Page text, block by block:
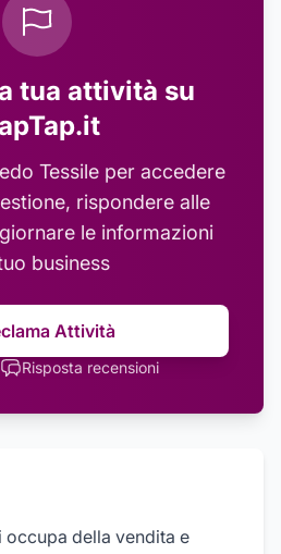
tua attività su
Tessileper accedere
rispondere alle
le informazioni
business
Attività
Risposta recensioni
occupa della vendita e